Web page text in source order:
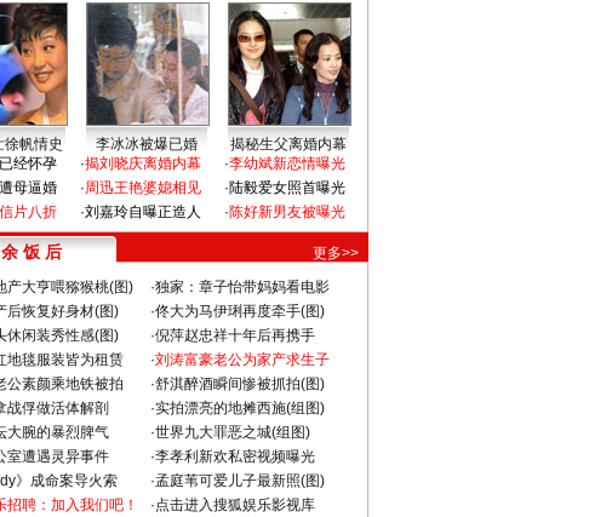
徐帆情史 李冰冰被爆已婚
揭秘生父离婚内幕
经怀孕
母逼婚
片八折
·揭刘晓庆离婚内幕
·周迅王艳婆媳相见
·刘嘉玲自曝正造人
·李幼斌新恋情曝光
·陆毅爱女照首曝光
·陈好新男友被曝光
饭 后
更多>>
产大亨喂猕猴桃(图) ·独家：章子怡带妈妈看电影
后恢复好身材(图) ·佟大为马伊琍再度牵手(图)
休闲装秀性感(图) ·倪萍赵忠祥十年后再携手
地毯服装皆为租赁 ·刘涛富豪老公为家产求生子
公素颜乘地铁被拍 ·舒淇醉酒瞬间惨被抓拍(图)
战俘做活体解剖 ·实拍漂亮的地摊西施(组图)
大腕的暴烈脾气 ·世界九大罪恶之城(组图)
室遭遇灵异事件 ·李孝利新欢私密视频曝光
》成命案导火索 ·孟庭苇可爱儿子最新照(图)
招聘：加入我们吧！ ·点击进入搜狐娱乐影视库